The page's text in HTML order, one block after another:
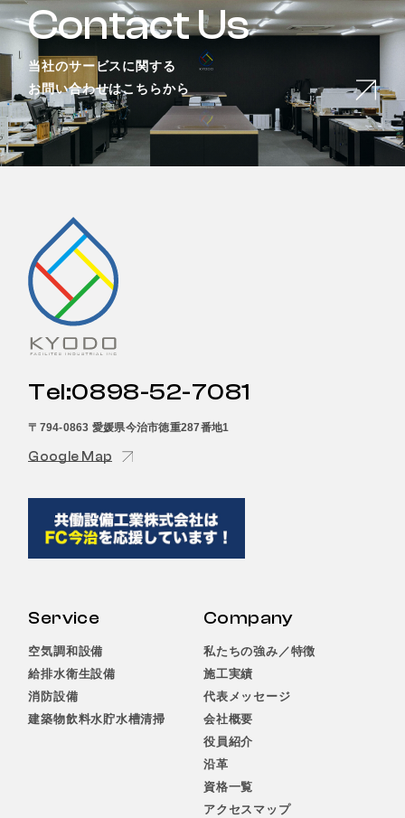
Contact Us
当社のサービスに関する
お問い合わせはこちらから
Tel:0898-52-7081
〒794-0863 愛媛県今治市徳重287番地1
Google Map
Service
空気調和設備
給排水衛生設備
消防設備
建築物飲料水貯水槽清掃
Company
私たちの強み／特徴
施工実績
代表メッセージ
会社概要
役員紹介
沿革
資格一覧
アクセスマップ